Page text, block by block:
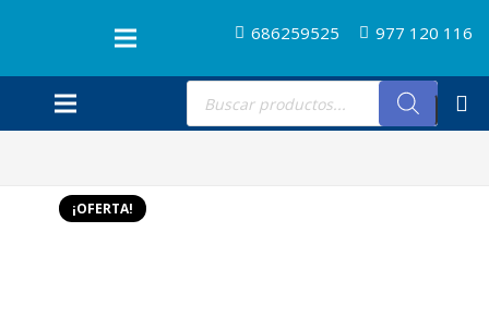
686259525 977 120 116
Búsqueda
productos
¡OFERTA!